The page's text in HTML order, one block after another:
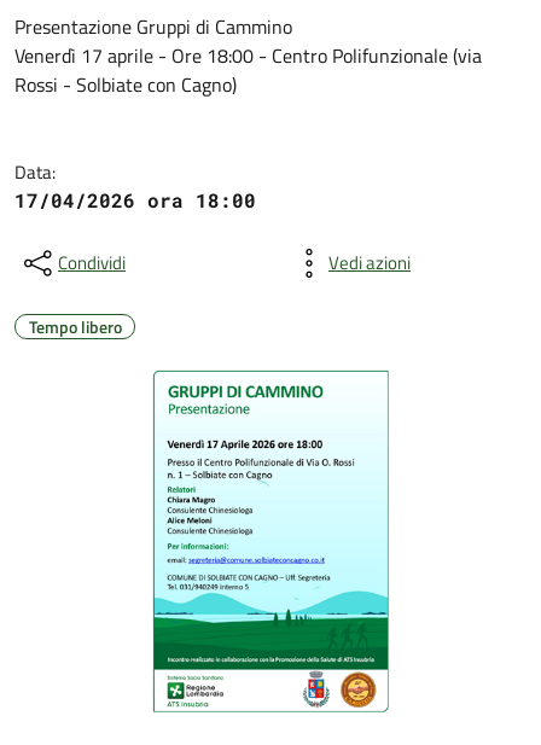
Presentazione Gruppi di Cammino
Venerdì 17 aprile - Ore 18:00 - Centro Polifunzionale (via
Rossi - Solbiate con Cagno)
Data:
17/04/2026 ora 18:00
Condividi Vedi azioni
Tempo libero